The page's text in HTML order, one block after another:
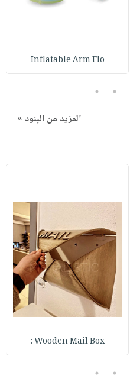
Inflatable Arm Flo
4
5
المزيد من البنود »
Wooden Mail Box :
4
5